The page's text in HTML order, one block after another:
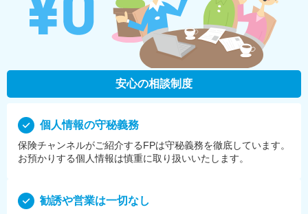
安心の相談制度
個⼈情報の守秘義務
保険チャンネルがご紹介するFPは守秘義務を徹底しています。
お預かりする個⼈情報は慎重に取り扱いいたします。
勧誘や営業は⼀切なし